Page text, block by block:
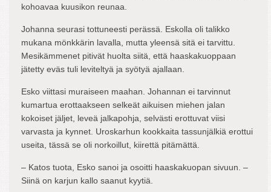
kohoavaa kuusikon reunaa.
Johanna seurasi tottuneesti perässä. Eskolla oli talikko
mukana mönkkärin lavalla, mutta yleensä sitä ei tarvittu.
Mesikämmenet pitivät huolta siitä, että haaskakuoppaan
jätetty eväs tuli leviteltyä ja syötyä ajallaan.
Esko viittasi muraiseen maahan. Johannan ei tarvinnut
kumartua erottaakseen selkeät aikuisen miehen jalan
kokoiset jäljet, leveä jalkapohja, selvästi erottuvat viisi
varvasta ja kynnet. Uroskarhun kookkaita tassunjälkiä erottui
useita, tässä se oli norkoillut, kiirettä pitämättä.
– Katos tuota, Esko sanoi ja osoitti haaskakuopan sivuun. –
Siinä on karjun kallo saanut kyytiä.